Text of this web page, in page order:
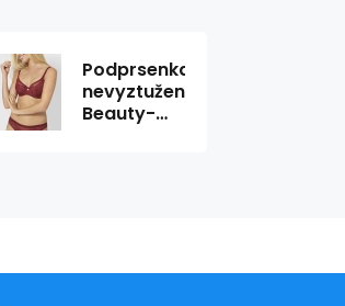
Podprsenka
nevyztužená
Beauty-